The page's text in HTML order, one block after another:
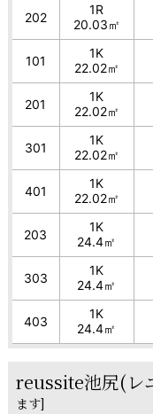
202
1R
20.03㎡
101
1K
22.02㎡
201
1K
22.02㎡
301
1K
22.02㎡
401
1K
22.02㎡
203
1K
24.4㎡
303
1K
24.4㎡
403
1K
24.4㎡
reussite池尻(レ
ます]